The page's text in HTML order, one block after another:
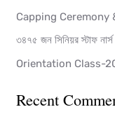
f
o
r
Capping
৩৪৭৫ জন সিনিয়র স্টাফ নার্স
Orientation Class-
Recent